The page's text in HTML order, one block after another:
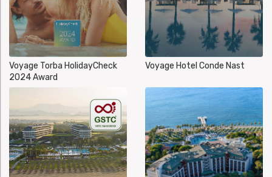
Voyage Torba HolidayCheck
2024 Award
Voyage Hotel Conde Nast